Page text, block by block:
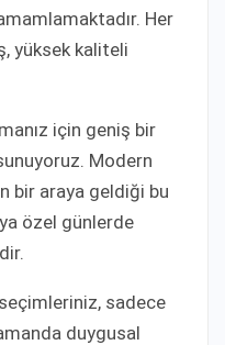
Her
yüksek kaliteli
için geniş bir
Modern
bir araya geldiği bu
özel günlerde
seçimleriniz, sadece
duygusal